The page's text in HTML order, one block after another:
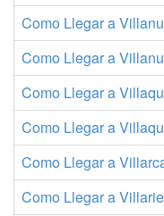
Como Llegar a
Como Llegar a
Como Llegar a
Como Llegar a
Como Llegar a
Como Llegar a